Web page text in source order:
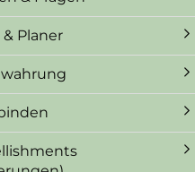
Planer